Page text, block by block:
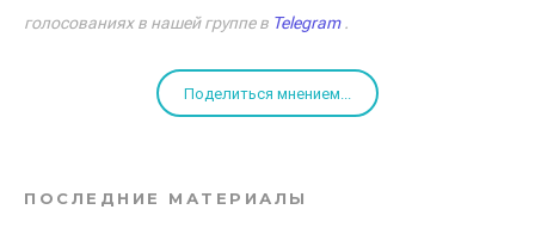
голосованиях в нашей группе в Telegram.
Поделиться мнением...
ПОСЛЕДНИЕ МАТЕРИАЛЫ